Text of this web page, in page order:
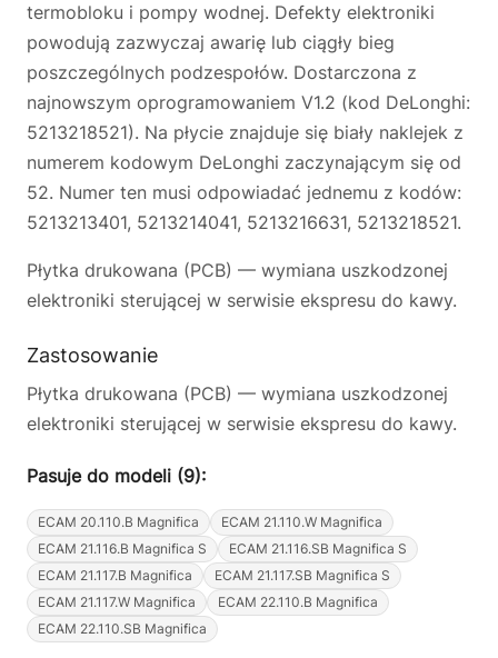
termobloku i pompy wodnej. Defekty elektroniki
powodują zazwyczaj awarię lub ciągły bieg
poszczególnych podzespołów. Dostarczona z
najnowszym oprogramowaniem V1.2 (kod DeLonghi:
5213218521). Na płycie znajduje się biały naklejek z
numerem kodowym DeLonghi zaczynającym się od
52. Numer ten musi odpowiadać jednemu z kodów:
5213213401, 5213214041, 5213216631, 5213218521.
Płytka drukowana (PCB) — wymiana uszkodzonej
elektroniki sterującej w serwisie ekspresu do kawy.
Zastosowanie
Płytka drukowana (PCB) — wymiana uszkodzonej
elektroniki sterującej w serwisie ekspresu do kawy.
Pasuje do modeli (9):
ECAM 20.110.B Magnifica
ECAM 21.110.W Magnifica
ECAM 21.116.B Magnifica S
ECAM 21.116.SB Magnifica S
ECAM 21.117.B Magnifica
ECAM 21.117.SB Magnifica S
ECAM 21.117.W Magnifica
ECAM 22.110.B Magnifica
ECAM 22.110.SB Magnifica